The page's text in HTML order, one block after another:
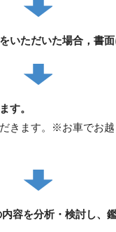
いただいた場合，書面
す。
きます。※お車でお
容を分析・検討し、